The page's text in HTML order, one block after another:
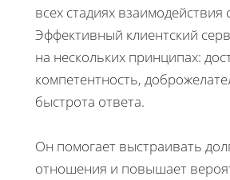
всех стадиях взаимодействия
Эффективный клиентский
на нескольких принципах:
компетентность,
быстрота ответа.
Он помогает выстраивать
отношения и повышает